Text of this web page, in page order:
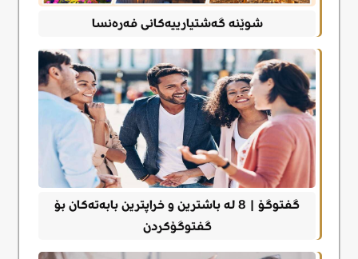
شوێنە گەشتیارییەکانی فەرەنسا
گفتوگۆ | 8 لە باشترین و خراپترین بابەتەکان بۆ
گفتوگۆکردن